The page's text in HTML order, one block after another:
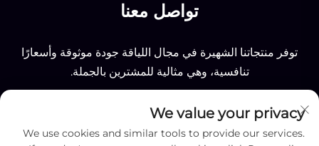
تواصل معنا
توفر منتجاتنا الشهيرة في مجال اللياقة جودة موثوقة وأسعارًا
تنافسية، وهي مثالية للمشترين بالجملة.
إرسال
We value your privacy
We use cookies and similar tools to provide our services.